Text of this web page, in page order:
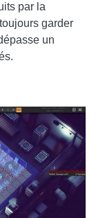
par la
garder
un